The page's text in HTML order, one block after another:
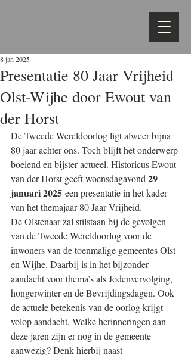
Presentatie 80 Jaar Vrijheid
Olst-Wijhe door Ewout van
der Horst
8 jan 2025
De Tweede Wereldoorlog ligt alweer bijna
80 jaar achter ons. Toch blijft het onderwerp
boeiend en bijster actueel. Historicus Ewout
van der Horst geeft woensdagavond 29
januari 2025 een presentatie in het kader
van het themajaar 80 Jaar Vrijheid.
De Olstenaar zal stilstaan bij de gevolgen
van de Tweede Wereldoorlog voor de
inwoners van de toenmalige gemeentes Olst
en Wijhe. Daarbij is in het bijzonder
aandacht voor thema’s als Jodenvervolging,
hongerwinter en de Bevrijdingsdagen. Ook
de actuele betekenis van de oorlog krijgt
volop aandacht. Welke herinneringen aan
deze jaren zijn er nog in de gemeente
aanwezig? Denk hierbij naast